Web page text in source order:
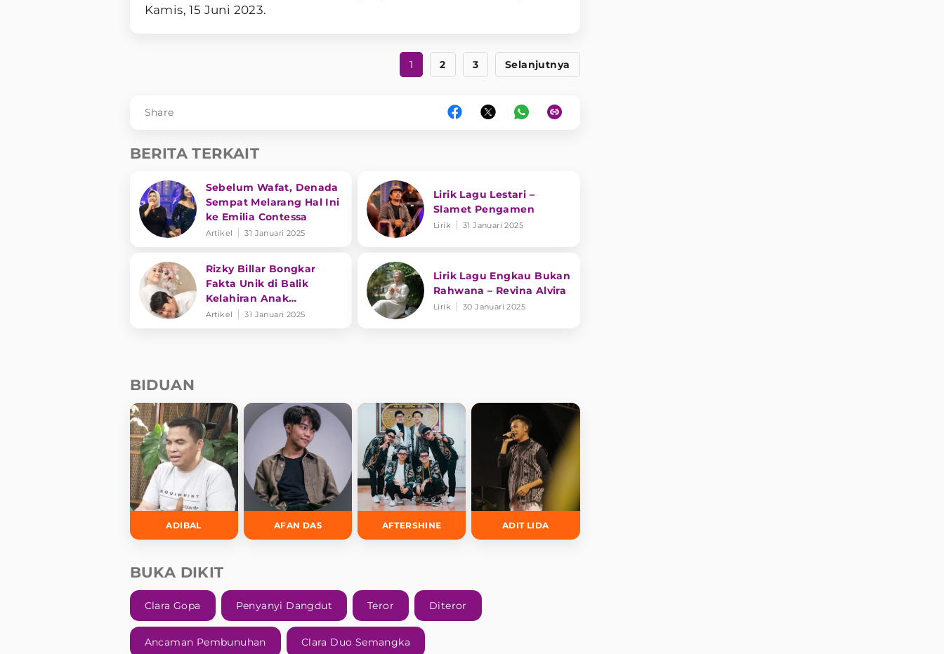
Kamis, 15 Juni 2023.
1 2 3 Selanjutnya
Share
BERITA TERKAIT
Sebelum Wafat, Denada
Sempat Melarang Hal Ini
ke Emilia Contessa
Artikel 31 Januari 2025
Lirik Lagu Lestari –
Slamet Pengamen
Lirik 31 Januari 2025
Rizky Billar Bongkar
Fakta Unik di Balik
Kelahiran Anak
Keduanya
Artikel 31 Januari 2025
Lirik Lagu Engkau Bukan
Rahwana – Revina Alvira
Lirik 30 Januari 2025
BIDUAN
ADIBAL AFAN DA5 AFTERSHINE ADIT LIDA
BUKA DIKIT
Clara Gopa Penyanyi Dangdut Teror Diteror
Ancaman Pembunuhan Clara Duo Semangka